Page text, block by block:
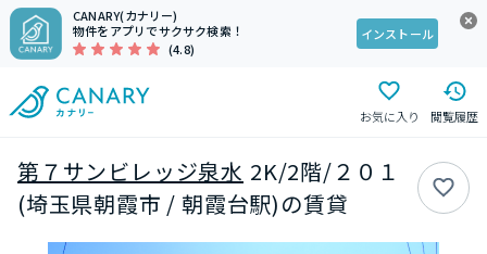
CANARY(カナリー)
物件をアプリでサクサク検索！
(4.8)
インストール
お気に入り 閲覧履歴
第７サンビレッジ泉水 2K/2階/２０１
(埼玉県朝霞市 / 朝霞台駅)の賃貸